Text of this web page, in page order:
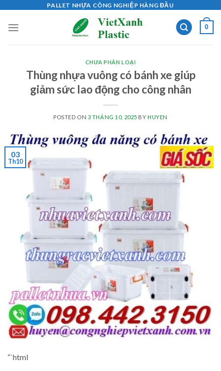
content
PALLET NHỰA CÔNG NGHIỆP HÀNG ĐẦU
0
CHƯA PHÂN LOẠI
Thùng nhựa vuông có bánh xe giúp
giảm sức lao động cho công nhân
POSTED ON 3 THÁNG 10, 2025 BY HUYEN
03
Th10
“`html